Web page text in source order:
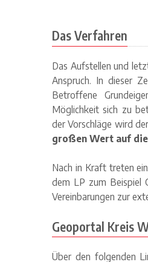
Das Verfahren
Das Aufstellen und
Anspruch. In dieser
Betroffene
Möglichkeit sich zu
der Vorschläge wird
großen Wert auf
Nach in Kraft treten
dem LP zum Beispiel
Vereinbarungen zur
Geoportal Kreis
Über den folgenden